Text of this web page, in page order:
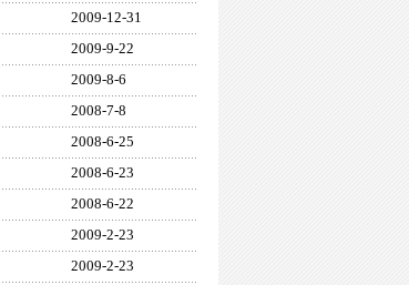
2009-12-31
2009-9-22
2009-8-6
2008-7-8
2008-6-25
2008-6-23
2008-6-22
2009-2-23
2009-2-23